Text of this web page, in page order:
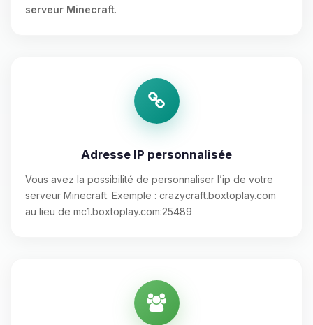
serveur Minecraft.
Adresse IP personnalisée
Vous avez la possibilité de personnaliser l’ip de votre
serveur Minecraft. Exemple : crazycraft.boxtoplay.com
au lieu de mc1.boxtoplay.com:25489